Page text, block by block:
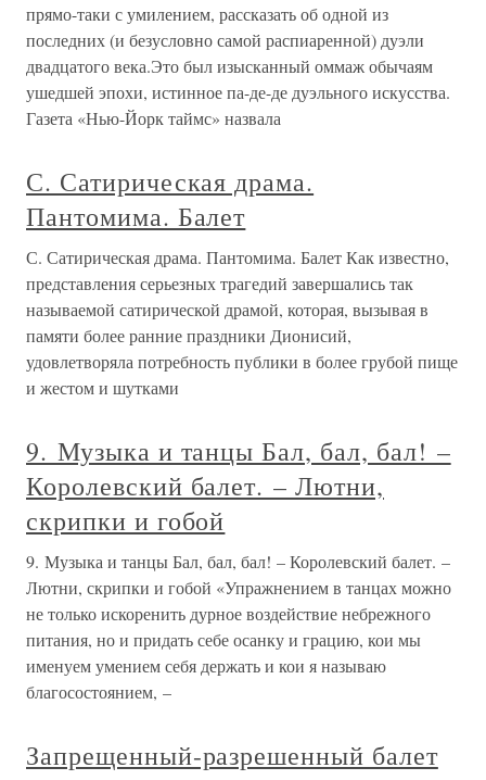
прямо-таки с умилением, рассказать об одной из
последних (и безусловно самой распиаренной) дуэли
двадцатого века.Это был изысканный оммаж обычаям
ушедшей эпохи, истинное па-де-де дуэльного искусства.
Газета «Нью-Йорк таймс» назвала
С. Сатирическая драма.
Пантомима. Балет
С. Сатирическая драма. Пантомима. Балет Как известно,
представления серьезных трагедий завершались так
называемой сатирической драмой, которая, вызывая в
памяти более ранние праздники Дионисий,
удовлетворяла потребность публики в более грубой пище
и жестом и шутками
9. Музыка и танцы Бал, бал, бал! –
Королевский балет. – Лютни,
скрипки и гобой
9. Музыка и танцы Бал, бал, бал! – Королевский балет. –
Лютни, скрипки и гобой «Упражнением в танцах можно
не только искоренить дурное воздействие небрежного
питания, но и придать себе осанку и грацию, кои мы
именуем умением себя держать и кои я называю
благосостоянием, –
Запрещенный-разрешенный балет